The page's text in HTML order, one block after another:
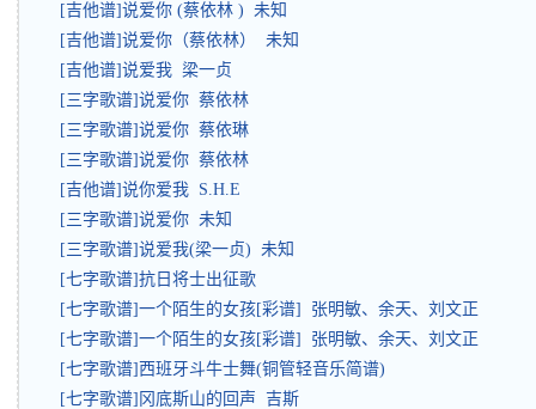
[吉他谱]说爱你 (蔡依林 ) 未知
[吉他谱]说爱你（蔡依林） 未知
[吉他谱]说爱我 梁一贞
[三字歌谱]说爱你 蔡依林
[三字歌谱]说爱你 蔡依琳
[三字歌谱]说爱你 蔡依林
[吉他谱]说你爱我 S.H.E
[三字歌谱]说爱你 未知
[三字歌谱]说爱我(梁一贞) 未知
[七字歌谱]抗日将士出征歌
[七字歌谱]一个陌生的女孩[彩谱] 张明敏、余天、刘文正
[七字歌谱]一个陌生的女孩[彩谱] 张明敏、余天、刘文正
[七字歌谱]西班牙斗牛士舞(铜管轻音乐简谱)
[七字歌谱]冈底斯山的回声 吉斯